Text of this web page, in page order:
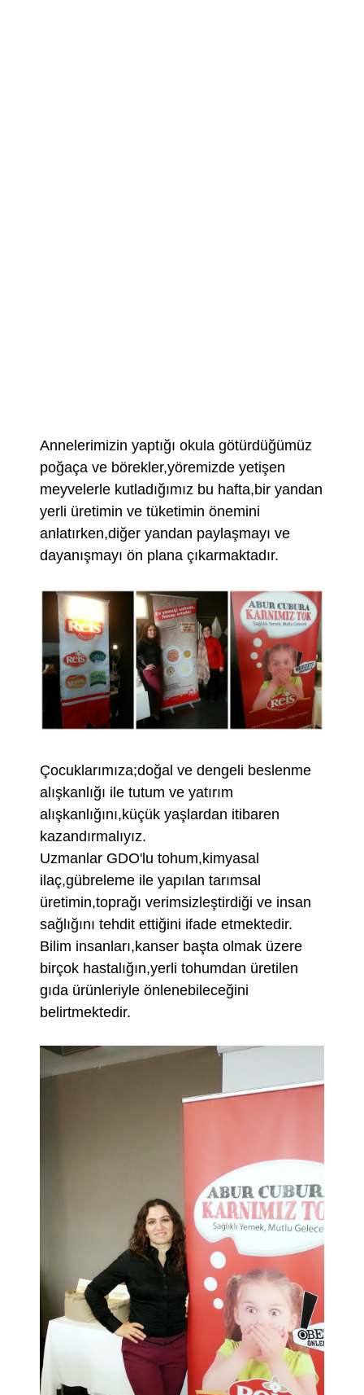
Annelerimizin yaptığı okula götürdüğümüz
poğaça ve börekler,yöremizde yetişen
meyvelerle kutladığımız bu hafta,bir yandan
yerli üretimin ve tüketimin önemini
anlatırken,diğer yandan paylaşmayı ve
dayanışmayı ön plana çıkarmaktadır.
Çocuklarımıza;doğal ve dengeli beslenme
alışkanlığı ile tutum ve yatırım
alışkanlığını,küçük yaşlardan itibaren
kazandırmalıyız.
Uzmanlar GDO'lu tohum,kimyasal
ilaç,gübreleme ile yapılan tarımsal
üretimin,toprağı verimsizleştirdiği ve insan
sağlığını tehdit ettiğini ifade etmektedir.
Bilim insanları,kanser başta olmak üzere
birçok hastalığın,yerli tohumdan üretilen
gıda ürünleriyle önlenebileceğini
belirtmektedir.